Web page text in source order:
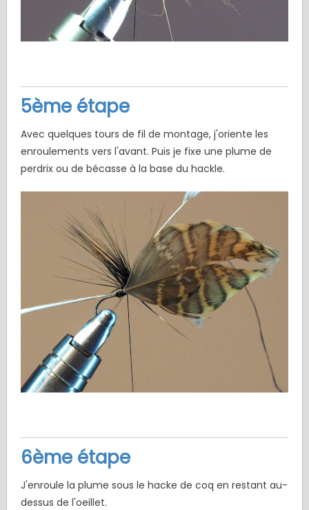
5ème étape
Avec quelques tours de fil de montage, j'oriente les
enroulements vers l'avant. Puis je fixe une plume de
perdrix ou de bécasse à la base du hackle.
6ème étape
J'enroule la plume sous le hacke de coq en restant au-
dessus de l'oeillet.